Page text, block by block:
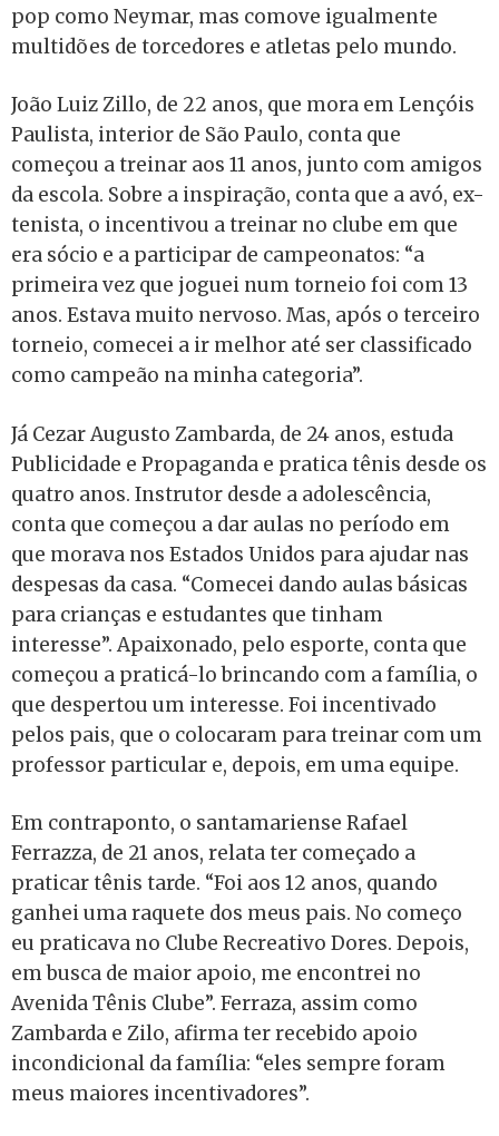
pop como Neymar, mas comove igualmente
multidões de torcedores e atletas pelo mundo.
João Luiz Zillo, de 22 anos, que mora em Lençóis
Paulista, interior de São Paulo, conta que
começou a treinar aos 11 anos, junto com amigos
da escola. Sobre a inspiração, conta que a avó, ex-
tenista, o incentivou a treinar no clube em que
era sócio e a participar de campeonatos: “a
primeira vez que joguei num torneio foi com 13
anos. Estava muito nervoso. Mas, após o terceiro
torneio, comecei a ir melhor até ser classificado
como campeão na minha categoria”.
Já Cezar Augusto Zambarda, de 24 anos, estuda
Publicidade e Propaganda e pratica tênis desde os
quatro anos. Instrutor desde a adolescência,
conta que começou a dar aulas no período em
que morava nos Estados Unidos para ajudar nas
despesas da casa. “Comecei dando aulas básicas
para crianças e estudantes que tinham
interesse”. Apaixonado, pelo esporte, conta que
começou a praticá-lo brincando com a família, o
que despertou um interesse. Foi incentivado
pelos pais, que o colocaram para treinar com um
professor particular e, depois, em uma equipe.
Em contraponto, o santamariense Rafael
Ferrazza, de 21 anos, relata ter começado a
praticar tênis tarde. “Foi aos 12 anos, quando
ganhei uma raquete dos meus pais. No começo
eu praticava no Clube Recreativo Dores. Depois,
em busca de maior apoio, me encontrei no
Avenida Tênis Clube”. Ferraza, assim como
Zambarda e Zilo, afirma ter recebido apoio
incondicional da família: “eles sempre foram
meus maiores incentivadores”.